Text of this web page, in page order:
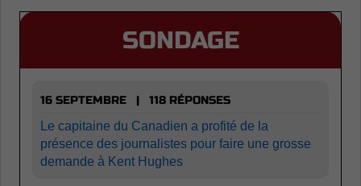
SONDAGE
16 SEPTEMBRE | 118 RÉPONSES
Le capitaine du Canadien a profité de la
présence des journalistes pour faire une grosse
demande à Kent Hughes